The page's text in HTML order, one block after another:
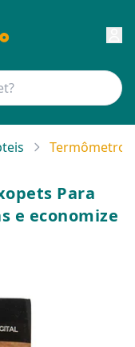
Termômetro
Para
e economize